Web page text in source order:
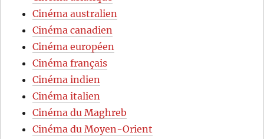
Cinéma australien
Cinéma canadien
Cinéma européen
Cinéma français
Cinéma indien
Cinéma italien
Cinéma du Maghreb
Cinéma du Moyen-Orient